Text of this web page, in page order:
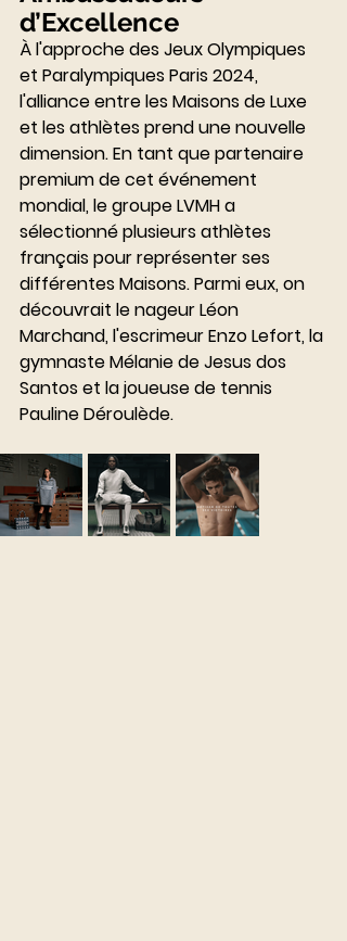
d’Excellence
À l'approche des Jeux Olympiques
et Paralympiques Paris 2024,
l'alliance entre les Maisons de Luxe
et les athlètes prend une nouvelle
dimension. En tant que partenaire
premium de cet événement
mondial, le groupe LVMH a
sélectionné plusieurs athlètes
français pour représenter ses
différentes Maisons. Parmi eux, on
découvrait le nageur Léon
Marchand, l'escrimeur Enzo Lefort, la
gymnaste Mélanie de Jesus dos
Santos et la joueuse de tennis
Pauline Déroulède.